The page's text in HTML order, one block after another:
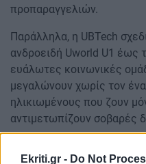
Ekriti.gr - Do Not
προπαραγγελιών.
Παράλληλα, η UBTech
ανδροειδή Uworld U1 έως
ευάλωτες κοινωνικές
μεγαλώνουν χωρίς τον
ηλικιωμένους που ζουν
αντιμετωπίζουν σοβαρές